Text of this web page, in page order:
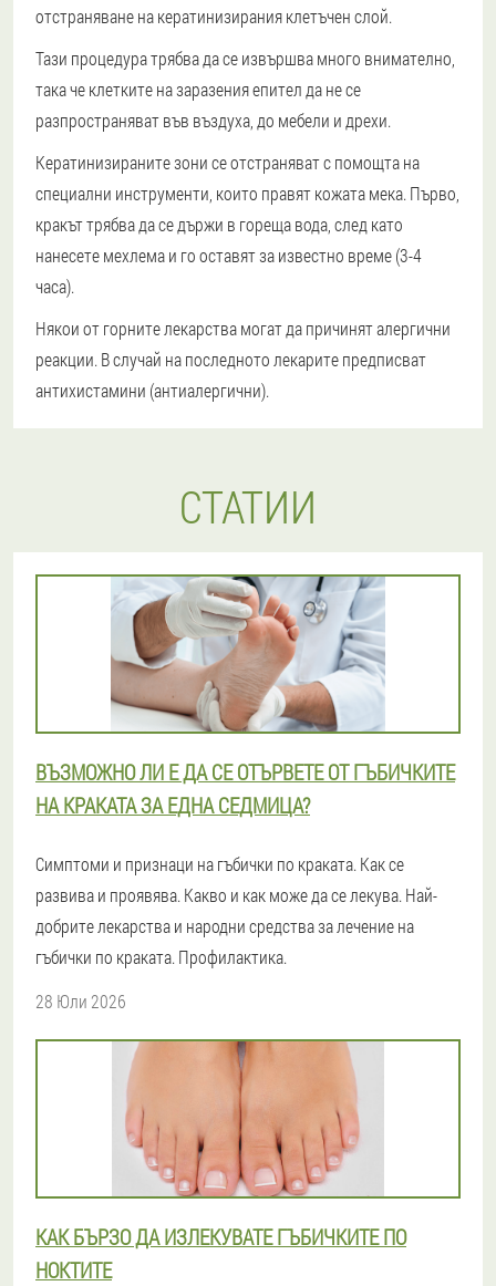
отстраняване на кератинизирания клетъчен слой.
Тази процедура трябва да се извършва много внимателно,
така че клетките на заразения епител да не се
разпространяват във въздуха, до мебели и дрехи.
Кератинизираните зони се отстраняват с помощта на
специални инструменти, които правят кожата мека. Първо,
кракът трябва да се държи в гореща вода, след като
нанесете мехлема и го оставят за известно време (3-4
часа).
Някои от горните лекарства могат да причинят алергични
реакции. В случай на последното лекарите предписват
антихистамини (антиалергични).
СТАТИИ
ВЪЗМОЖНО ЛИ Е ДА СЕ ОТЪРВЕТЕ ОТ ГЪБИЧКИТЕ
НА КРАКАТА ЗА ЕДНА СЕДМИЦА?
Симптоми и признаци на гъбички по краката. Как се
развива и проявява. Какво и как може да се лекува. Най-
добрите лекарства и народни средства за лечение на
гъбички по краката. Профилактика.
28 Юли 2026
КАК БЪРЗО ДА ИЗЛЕКУВАТЕ ГЪБИЧКИТЕ ПО
НОКТИТЕ